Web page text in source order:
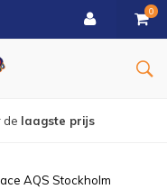
0
€ 150
AQS Stockholm